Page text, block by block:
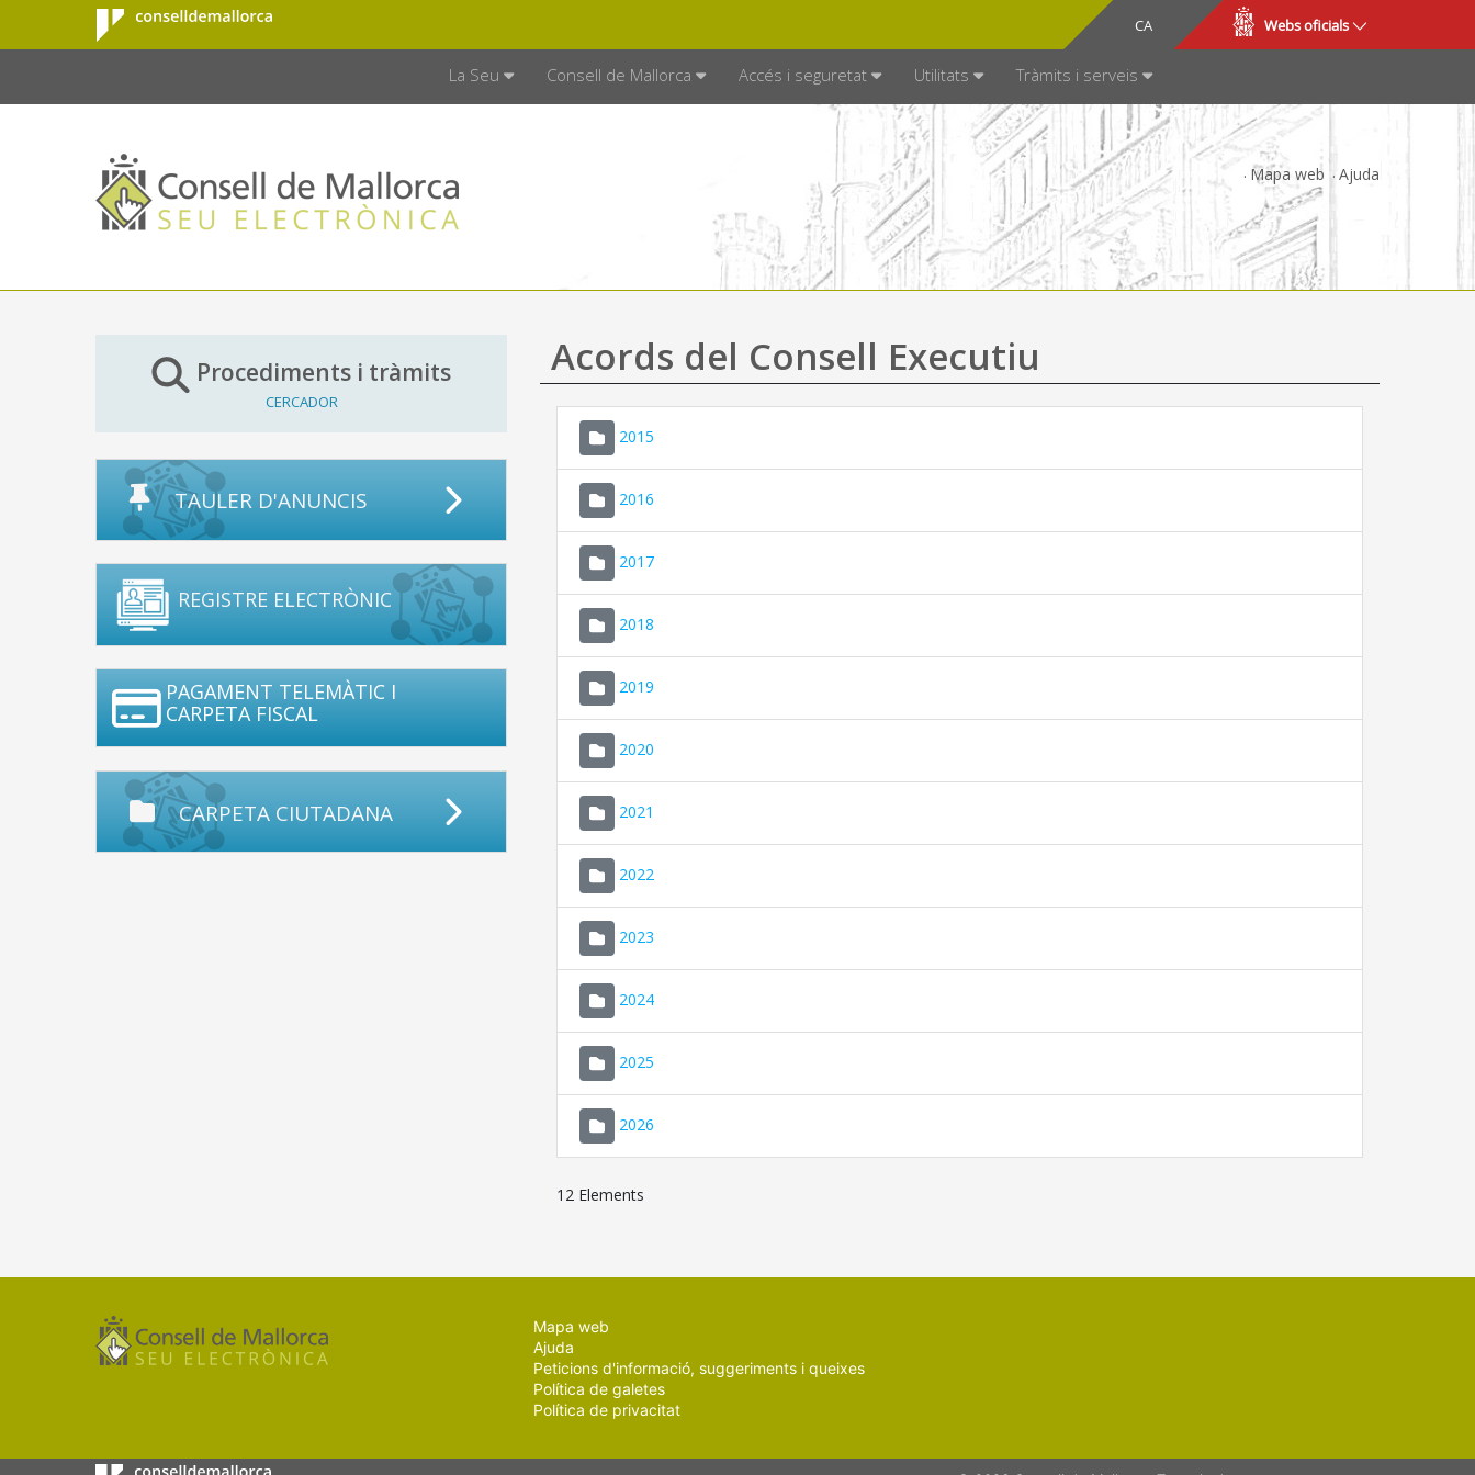
Salta al contingut principal
Consell de
Mallorca
CA
ES Webs oficials
La Seu Consell de Mallorca Accés i seguretat Utilitats Tràmits i serveis
Mapa web Ajuda
Procediments i tràmits
CERCADOR
TAULER D'ANUNCIS
REGISTRE ELECTRÒNIC
PAGAMENT TELEMÀTIC I
CARPETA FISCAL
CARPETA CIUTADANA
Acords del Consell Executiu
2015
2016
2017
2018
2019
2020
2021
2022
2023
2024
2025
2026
12 Elements
Mapa web
Ajuda
Peticions d'informació, suggeriments i queixes
Política de galetes
Política de privacitat